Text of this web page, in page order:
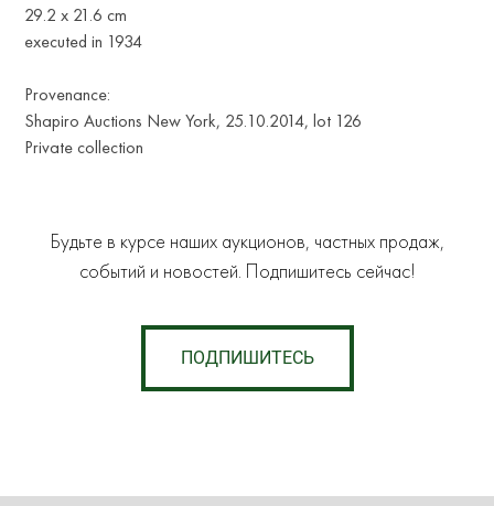
29.2 х 21.6 cm
executed in 1934
Provenance:
Shapiro Auctions New York, 25.10.2014, lot 126
Private collection
Будьте в курсе наших аукционов, частных продаж,
событий и новостей. Подпишитесь сейчас!
ПОДПИШИТЕСЬ